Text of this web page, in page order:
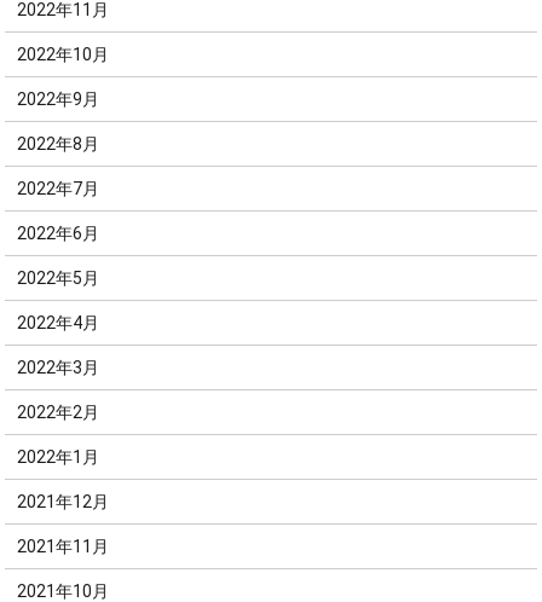
2022年11月
2022年10月
2022年9月
2022年8月
2022年7月
2022年6月
2022年5月
2022年4月
2022年3月
2022年2月
2022年1月
2021年12月
2021年11月
2021年10月